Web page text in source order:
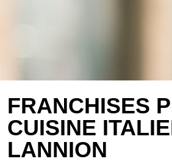
FRANCHISES
CUISINE
LANNION